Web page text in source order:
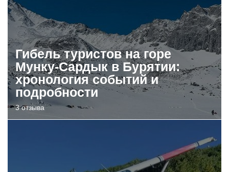
Гибель туристов на горе
Мунку-Сардык в Бурятии:
хронология событий и
подробности
3 отзыва